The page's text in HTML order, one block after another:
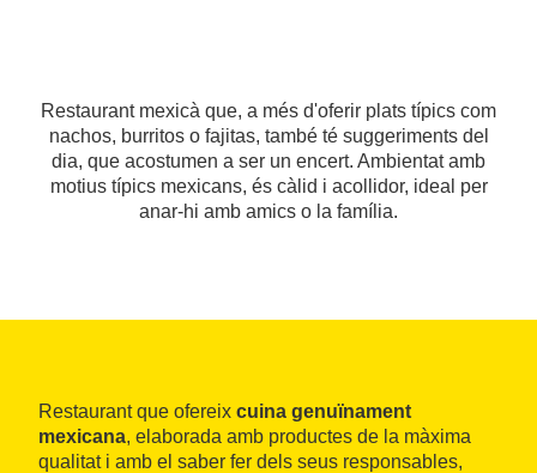
Restaurant mexicà que, a més d'oferir plats típics com
nachos, burritos o fajitas, també té suggeriments del
dia, que acostumen a ser un encert. Ambientat amb
motius típics mexicans, és càlid i acollidor, ideal per
anar-hi amb amics o la família.
Restaurant que ofereix cuina genuïnament
mexicana, elaborada amb productes de la màxima
qualitat i amb el saber fer dels seus responsables,